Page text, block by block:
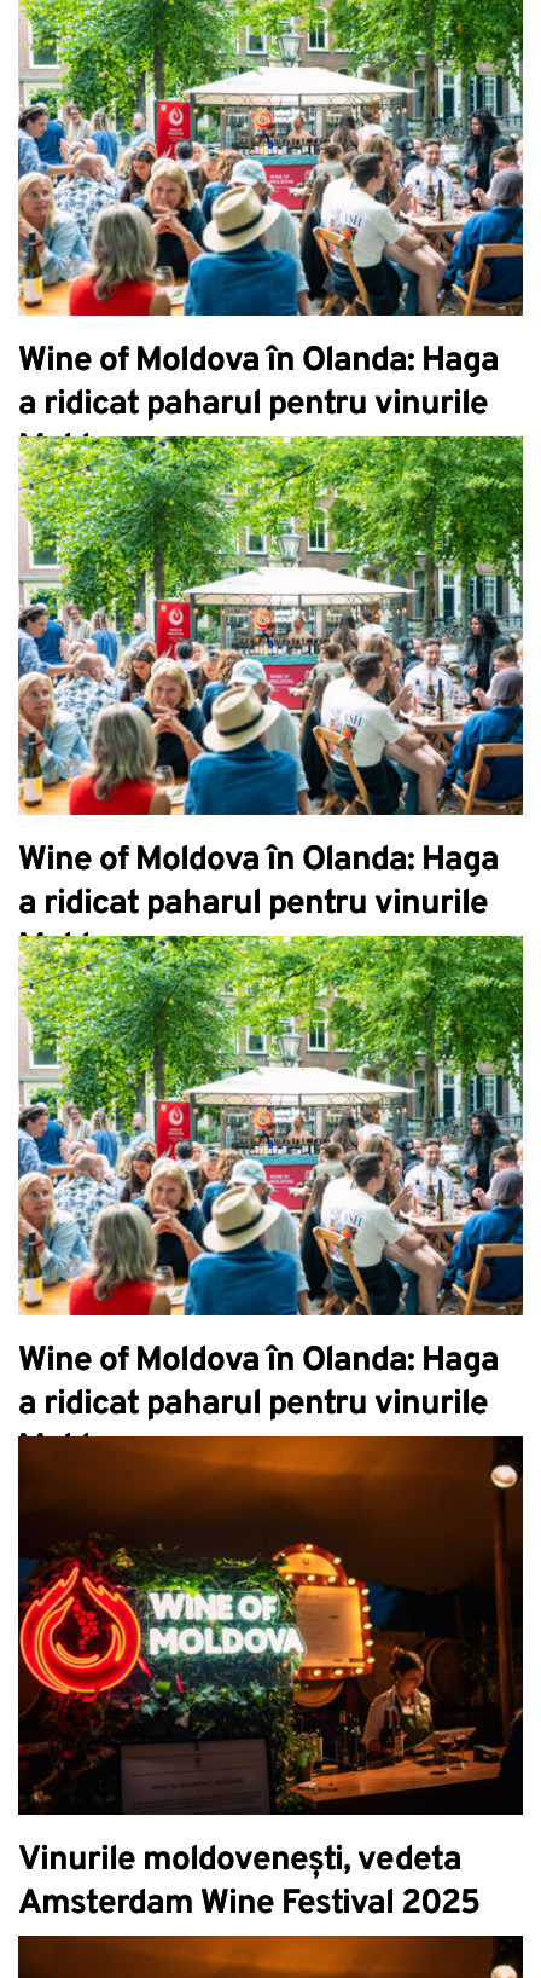
Wine of Moldova în Olanda: Haga
a ridicat paharul pentru vinurile
Moldove
Wine of Moldova în Olanda: Haga
a ridicat paharul pentru vinurile
Moldove
Wine of Moldova în Olanda: Haga
a ridicat paharul pentru vinurile
Moldove
Vinurile moldovenești, vedeta
Amsterdam Wine Festival 2025